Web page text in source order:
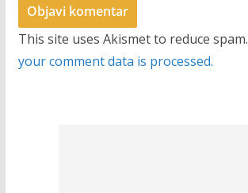
This site uses Akismet to reduce spam.
your comment data is processed.